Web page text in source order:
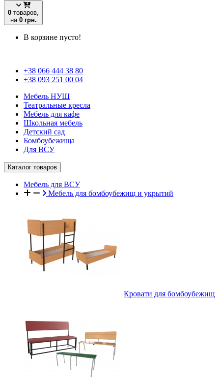
0 товаров,
на 0 грн.
В корзине пусто!
+38 066 444 38 80
+38 093 251 00 04
Мебель НУШ
Театральные кресла
Мебель для кафе
Школьная мебель
Детский сад
Бомбоубежища
Для ВСУ
Каталог товаров
Мебель для ВСУ
Мебель для бомбоубежищ и укрытий
Кровати для бомбоубежищ